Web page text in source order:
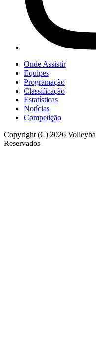
Onde Assistir
Equipes
Programação
Classificação
Estatísticas
Notícias
Competição
Copyright (C) 2026
Reservados